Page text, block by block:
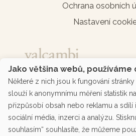
Ochrana osobních
Nastavení
Jako většina webů, používáme
Některé z nich jsou k fungování
slouží k anonymnímu měření statistik
přizpůsobí obsah nebo reklamu a sdílí
sociální média, inzerci a analýzu.
souhlasím“ souhlasíte, že můžeme